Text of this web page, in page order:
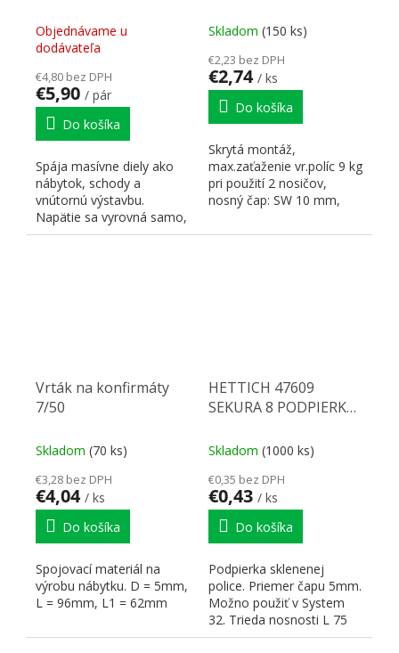
Objednávame u
dodávateľa
€4,80 bez DPH
€5,90 / pár
Do košíka
Spája masívne diely ako
nábytok, schody a
vnútornú výstavbu.
Napätie sa vyrovná samo,
spoj nie je vidieť. DUO
Skladom (150 ks)
€2,23 bez DPH
€2,74 / ks
Do košíka
Skrytá montáž,
max.zaťaženie vr.políc 9 kg
pri použití 2 nosičov,
nosný čap: SW 10 mm,
mm,...
Vrták na konfirmáty
7/50
Skladom (70 ks)
€3,28 bez DPH
€4,04 / ks
Do košíka
Spojovací materiál na
výrobu nábytku. D = 5mm,
L = 96mm, L1 = 62mm
HETTICH 47609
SEKURA 8 PODPIERKA
Skladom (1000 ks)
€0,35 bez DPH
€0,43 / ks
Do košíka
Podpierka sklenenej
police. Priemer čapu 5mm.
Možno použiť v System
32. Trieda nosnosti L 75
(75 kg/m2). Zinkový...